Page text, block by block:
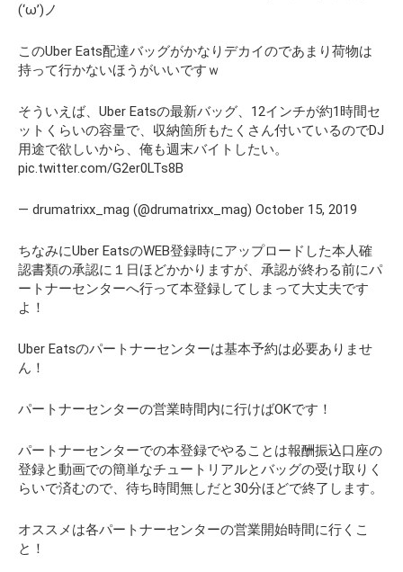
(‘ω’)ノ
このUber Eats配達バッグがかなりデカイのであまり荷物は
持って行かないほうがいいですｗ
そういえば、Uber Eatsの最新バッグ、12インチが約1時間セ
ットくらいの容量で、収納箇所もたくさん付いているのでDJ
用途で欲しいから、俺も週末バイトしたい。
pic.twitter.com/G2er0LTs8B
— drumatrixx_mag (@drumatrixx_mag) October 15, 2019
ちなみにUber EatsのWEB登録時にアップロードした本人確
認書類の承認に１日ほどかかりますが、承認が終わる前にパ
ートナーセンターへ行って本登録してしまって大丈夫です
よ！
Uber Eatsのパートナーセンターは基本予約は必要ありませ
ん！
パートナーセンターの営業時間内に行けばOKです！
パートナーセンターでの本登録でやることは報酬振込口座の
登録と動画での簡単なチュートリアルとバッグの受け取りく
らいで済むので、待ち時間無しだと30分ほどで終了します。
オススメは各パートナーセンターの営業開始時間に行くこ
と！